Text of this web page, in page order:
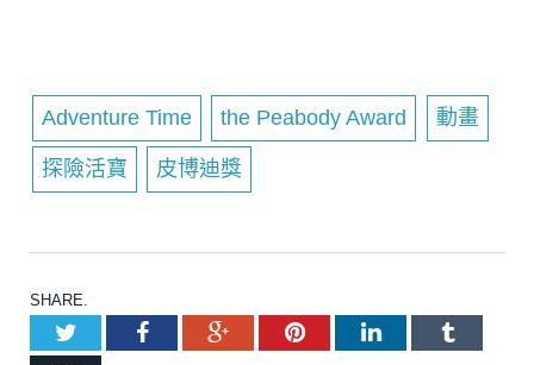
Adventure Time the Peabody Award 動畫
探險活寶 皮博迪獎
SHARE.
TwitterFacebookGoogle+PinterestLinkedInTumblr